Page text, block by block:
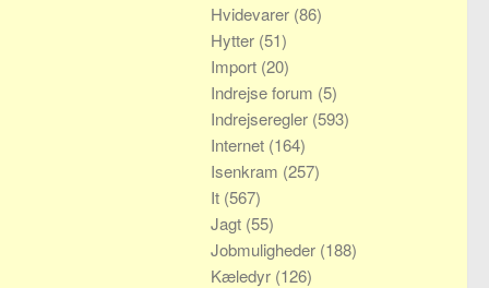
Hvidevarer (86)
Hytter (51)
Import (20)
Indrejse forum (5)
Indrejseregler (593)
Internet (164)
Isenkram (257)
It (567)
Jagt (55)
Jobmuligheder (188)
Kæledyr (126)